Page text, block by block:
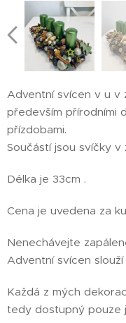
Adventní svícen v u v
především přírodními
přízdobami.
Součástí jsou svíčky v
Délka je 33cm .
Cena je uvedena za
Nenechávejte
Adventní svícen
Každá z mých
tedy dostupný pouze